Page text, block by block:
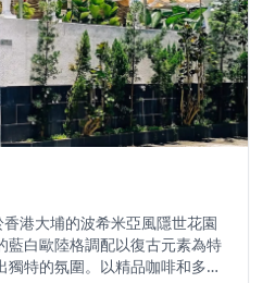
港大埔的波希米亞風隱世花園
藍白歐陸格調配以復古元素為特
特的氛圍。以精品咖啡和多國